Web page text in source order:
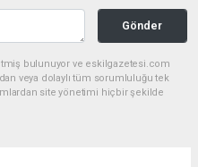
Gönder
bulunuyor ve eskilgazetesi.com
veya dolaylı tüm sorumluluğu tek
site yönetimi hiçbir şekilde